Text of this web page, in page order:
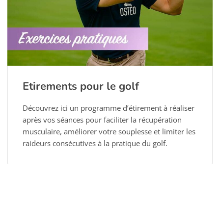
Etirements pour le golf
Découvrez ici un programme d’étirement à réaliser
après vos séances pour faciliter la récupération
musculaire, améliorer votre souplesse et limiter les
raideurs consécutives à la pratique du golf.